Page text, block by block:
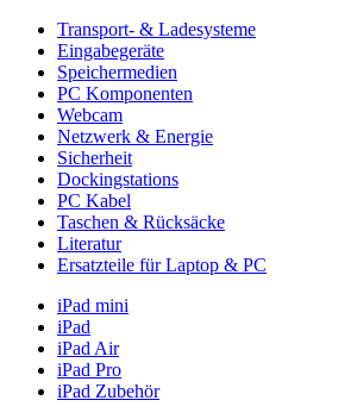
Transport- & Ladesysteme
Eingabegeräte
Speichermedien
PC Komponenten
Webcam
Netzwerk & Energie
Sicherheit
Dockingstations
PC Kabel
Taschen & Rücksäcke
Literatur
Ersatzteile für Laptop & PC
iPad mini
iPad
iPad Air
iPad Pro
iPad Zubehör